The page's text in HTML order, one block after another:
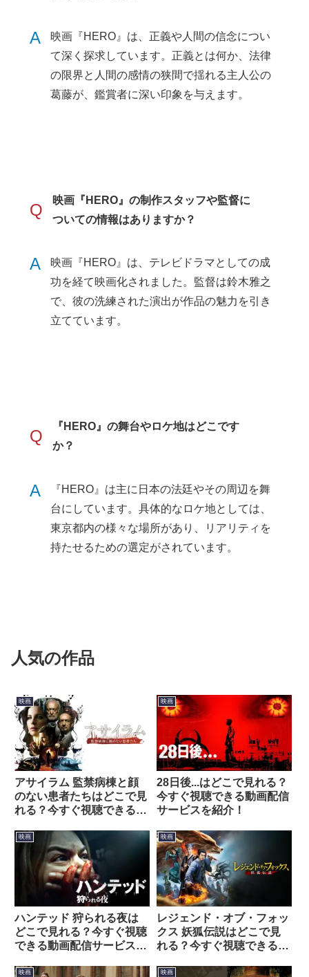
A
映画『HERO』は、正義や人間の信念につい
て深く探求しています。正義とは何か、法律
の限界と人間の感情の狭間で揺れる主人公の
葛藤が、鑑賞者に深い印象を与えます。
Q
映画『HERO』の制作スタッフや監督に
ついての情報はありますか？
A
映画『HERO』は、テレビドラマとしての成
功を経て映画化されました。監督は鈴木雅之
で、彼の洗練された演出が作品の魅力を引き
立てています。
Q
『HERO』の舞台やロケ地はどこです
か？
A
『HERO』は主に日本の法廷やその周辺を舞
台にしています。具体的なロケ地としては、
東京都内の様々な場所があり、リアリティを
持たせるための選定がされています。
人気の作品
映画
アサイラム 監禁病棟と顔
のない患者たちはどこで見
れる？今すぐ視聴できる動
映画
28日後...はどこで見れる？
今すぐ視聴できる動画配信
サービスを紹介！
映画
ハンテッド 狩られる夜は
どこで見れる？今すぐ視聴
できる動画配信サービスを
映画
レジェンド・オブ・フォッ
クス 妖狐伝説はどこで見
れる？今すぐ視聴できる動
映画 映画